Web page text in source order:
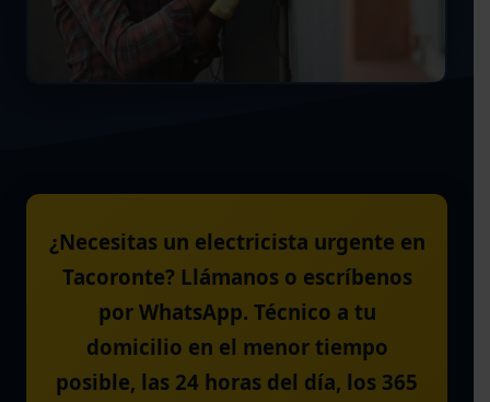
¿Necesitas un electricista urgente en
Tacoronte? Llámanos o escríbenos
por WhatsApp. Técnico a tu
domicilio en el menor tiempo
posible, las 24 horas del día, los 365